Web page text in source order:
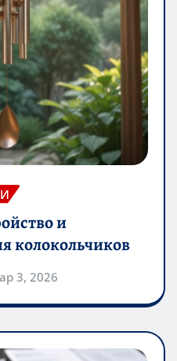
и
колокольчиков
3, 2026